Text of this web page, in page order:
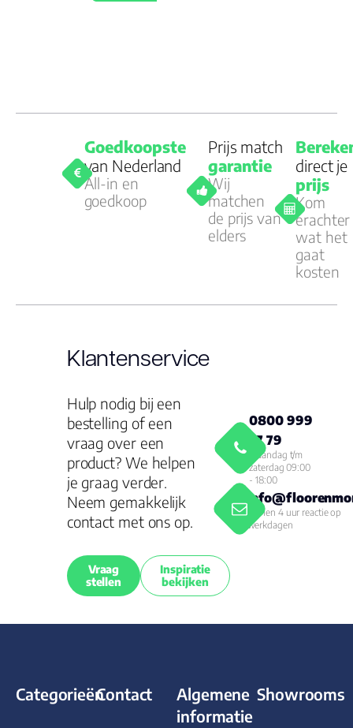
Goedkoopste
van Nederland
All-in en
goedkoop
Prijs match
garantie
Wij
matchen
de prijs van
elders
direct je
prijs
Kom
erachter
wat het
gaat
kosten
Klantenservice
Hulp nodig bij een
bestelling of een
vraag over een
product? We helpen
je graag verder.
Neem gemakkelijk
contact met ons op.
Vraag
stellen
Inspiratie
bekijken
0800 999
77 79
Maandag t/m
zaterdag 09:00
- 18:00
Binnen 4 uur reactie op
werkdagen
CategorieënContact
Algemene
informatie
Showrooms